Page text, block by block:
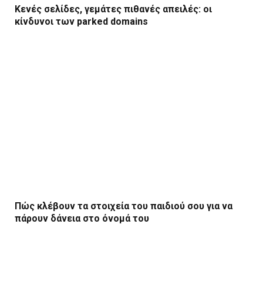
Κενές σελίδες, γεμάτες πιθανές απειλές: οι
κίνδυνοι των parked domains
Πώς κλέβουν τα στοιχεία του παιδιού σου για να
πάρουν δάνεια στο όνομά του